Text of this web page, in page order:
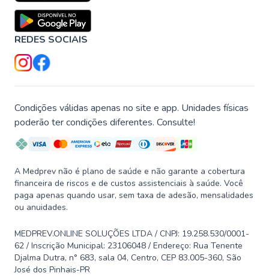
REDES SOCIAIS
Condições válidas apenas no site e app. Unidades físicas
poderão ter condições diferentes. Consulte!
A Medprev não é plano de saúde e não garante a cobertura
financeira de riscos e de custos assistenciais à saúde. Você
paga apenas quando usar, sem taxa de adesão, mensalidades
ou anuidades.
MEDPREV.ONLINE SOLUÇÕES LTDA / CNPJ: 19.258.530/0001-
62 / Inscrição Municipal: 23106048 / Endereço: Rua Tenente
Djalma Dutra, n° 683, sala 04, Centro, CEP 83.005-360, São
José dos Pinhais-PR